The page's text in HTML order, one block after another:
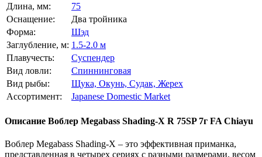
Длина, мм:
75
Оснащение:
Два тройника
Форма:
Шэд
Заглубление, м: 1.5-2.0 м
Плавучесть:
Суспендер
Вид ловли:
Спиннинговая
Вид рыбы:
Щука, Окунь, Судак, Жерех
Ассортимент:
Japanese Domestic Market
Описание Воблер Megabass Shading-X R 75SP 7г FA Chiayu
Воблер Megabass Shading-X – это эффективная приманка,
представленная в четырех сериях с разными размерами, весом